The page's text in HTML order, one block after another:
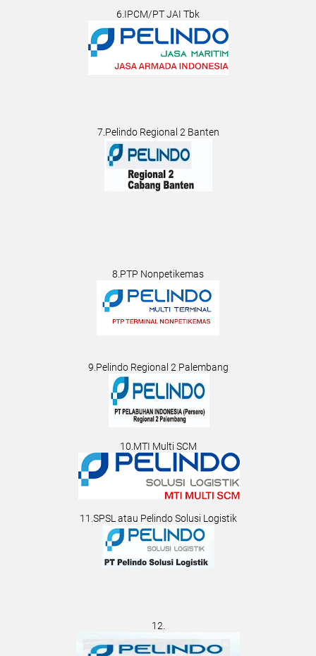
6.IPCM/PT JAI Tbk
7.Pelindo Regional 2 Banten
8.PTP Nonpetikemas
9.Pelindo Regional 2 Palembang
10.MTI Multi SCM
11.SPSL atau Pelindo Solusi Logistik
12.